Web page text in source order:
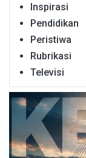
Inspirasi
Pendidikan
Peristiwa
Rubrikasi
Televisi